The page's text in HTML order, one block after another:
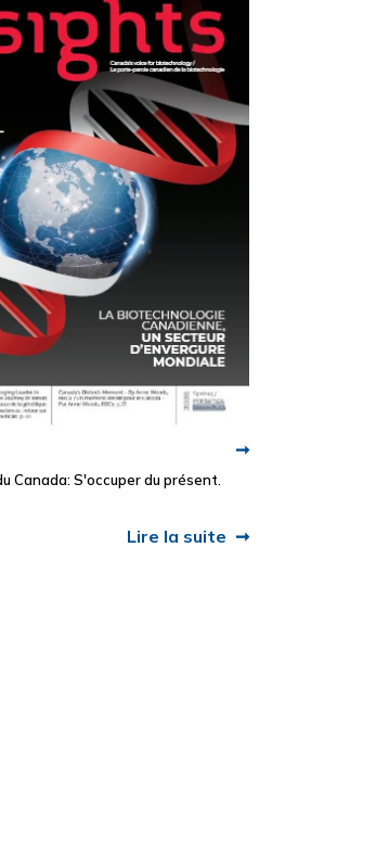
Canada: S'occuper du présent.
Lire la suite